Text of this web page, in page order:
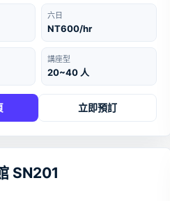
六日
NT600/hr
講座型
20~40 人
立即預訂
›
SN201